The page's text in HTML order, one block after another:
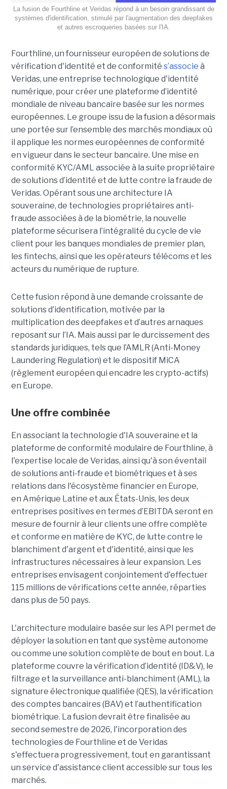
La fusion de Fourthline et Veridas répond à un besoin grandissant de
systèmes d'identification, stimulé par l'augmentation des deepfakes
et autres escroqueries basées sur l'IA.
Fourthline, un fournisseur européen de solutions de
vérification d'identité et de conformité s’associe à
Veridas, une entreprise technologique d'identité
numérique, pour créer une plateforme d’identité
mondiale de niveau bancaire basée sur les normes
européennes. Le groupe issu de la fusion a désormais
une portée sur l’ensemble des marchés mondiaux où
il applique les normes européennes de conformité
en vigueur dans le secteur bancaire. Une mise en
conformité KYC/AML associée à la suite propriétaire
de solutions d’identité et de lutte contre la fraude de
Veridas. Opérant sous une architecture IA
souveraine, de technologies propriétaires anti-
fraude associées à de la biométrie, la nouvelle
plateforme sécurisera l’intégralité du cycle de vie
client pour les banques mondiales de premier plan,
les fintechs, ainsi que les opérateurs télécoms et les
acteurs du numérique de rupture.
Cette fusion répond à une demande croissante de
solutions d’identification, motivée par la
multiplication des deepfakes et d’autres arnaques
reposant sur l’IA. Mais aussi par le durcissement des
standards juridiques, tels que l’AMLR (Anti-Money
Laundering Regulation) et le dispositif MiCA
(règlement européen qui encadre les crypto-actifs)
en Europe.
Une offre combinée
En associant la technologie d'IA souveraine et la
plateforme de conformité modulaire de Fourthline, à
l'expertise locale de Veridas, ainsi qu'à son éventail
de solutions anti-fraude et biométriques et à ses
relations dans l'écosystème financier en Europe,
en Amérique Latine et aux États-Unis, les deux
entreprises positives en termes d’EBITDA seront en
mesure de fournir à leur clients une offre complète
et conforme en matière de KYC, de lutte contre le
blanchiment d'argent et d'identité, ainsi que les
infrastructures nécessaires à leur expansion. Les
entreprises envisagent conjointement d'effectuer
115 millions de vérifications cette année, réparties
dans plus de 50 pays.
L'architecture modulaire basée sur les API permet de
déployer la solution en tant que système autonome
ou comme une solution complète de bout en bout. La
plateforme couvre la vérification d’identité (ID&V), le
filtrage et la surveillance anti-blanchiment (AML), la
signature électronique qualifiée (QES), la vérification
des comptes bancaires (BAV) et l’authentification
biométrique. La fusion devrait être finalisée au
second semestre de 2026, l'incorporation des
technologies de Fourthline et de Veridas
s'effectuera progressivement, tout en garantissant
un service d'assistance client accessible sur tous les
marchés.